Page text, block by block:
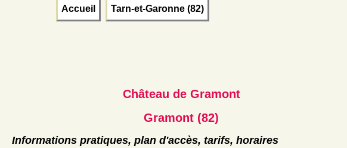
Accueil Tarn-et-Garonne (82)
Château de Gramont
Gramont (82)
Informations pratiques, plan d'accès, tarifs, horaires